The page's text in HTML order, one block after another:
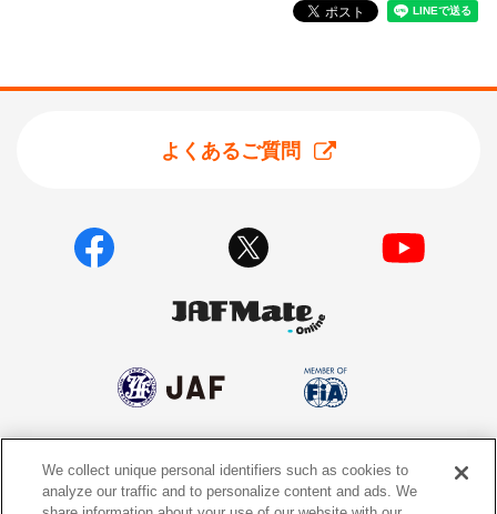
よくあるご質問
個人情報保護方針 個人情報の取り扱いについて
We collect unique personal identifiers such as cookies to
analyze our traffic and to personalize content and ads. We